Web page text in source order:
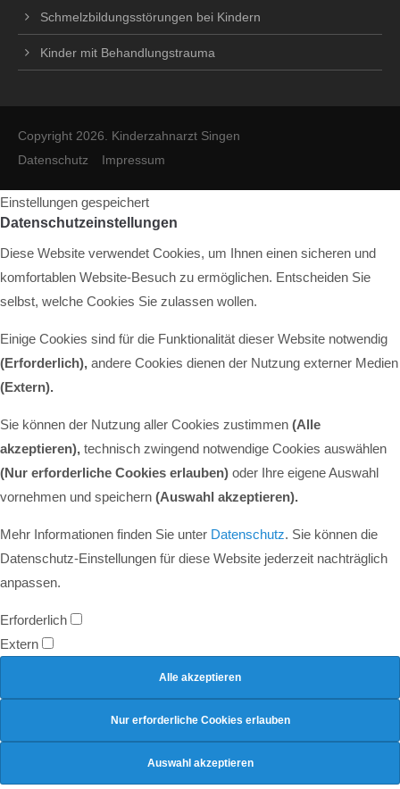
Schmelzbildungsstörungen bei Kindern
Kinder mit Behandlungstrauma
Copyright 2026. Kinderzahnarzt Singen
Datenschutz
Impressum
Einstellungen gespeichert
Datenschutzeinstellungen
Diese Website verwendet Cookies, um Ihnen einen sicheren und
komfortablen Website-Besuch zu ermöglichen. Entscheiden Sie
selbst, welche Cookies Sie zulassen wollen.
Einige Cookies sind für die Funktionalität dieser Website notwendig
(Erforderlich), andere Cookies dienen der Nutzung externer Medien
(Extern).
Sie können der Nutzung aller Cookies zustimmen (Alle
akzeptieren), technisch zwingend notwendige Cookies auswählen
(Nur erforderliche Cookies erlauben) oder Ihre eigene Auswahl
vornehmen und speichern (Auswahl akzeptieren).
Mehr Informationen finden Sie unter Datenschutz. Sie können die
Datenschutz-Einstellungen für diese Website jederzeit nachträglich
anpassen.
Erforderlich
Extern